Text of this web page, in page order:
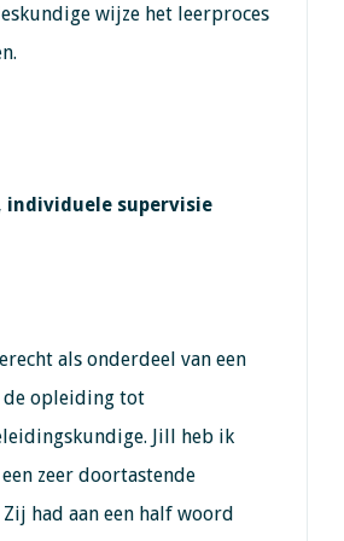
wijze het leerproces
supervisie
als onderdeel van een
opleiding tot
Jill heb ik
zeer doortastende
had aan een half woord